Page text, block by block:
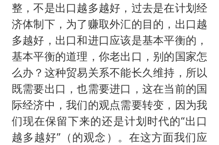
整，不是出口越多越好，过去是在计划经
济体制下，为了赚取外汇的目的，出口越
多越好，出口和进口应该是基本平衡的，
基本平衡的道理，你老出口，别的国家怎
么办？这种贸易关系不能长久维持，所以
既需要出口，也需要进口，这在当前的国
际经济中，我们的观点需要转变，因为我
们现在保留下来的还是计划时代的“出口
越多越好”（的观念）。在这方面我们应